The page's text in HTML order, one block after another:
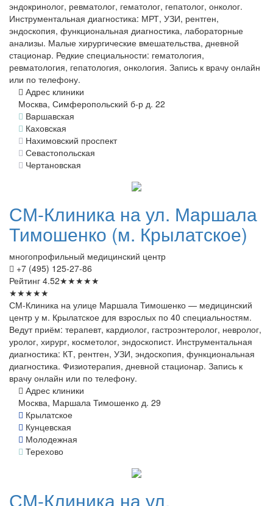
эндокринолог, ревматолог, гематолог, гепатолог, онколог.
Инструментальная диагностика: МРТ, УЗИ, рентген,
эндоскопия, функциональная диагностика, лабораторные
анализы. Малые хирургические вмешательства, дневной
стационар. Редкие специальности: гематология,
ревматология, гепатология, онкология. Запись к врачу онлайн
или по телефону.
Адрес клиники
Москва, Симферопольский б-р д. 22
Варшавская
Каховская
Нахимовский проспект
Севастопольская
Чертановская
СМ-Клиника на ул. Маршала
Тимошенко (м. Крылатское)
многопрофильный медицинский центр
+7 (495) 125-27-86
Рейтинг 4.52★★★★★
★★★★★
СМ-Клиника на улице Маршала Тимошенко — медицинский
центр у м. Крылатское для взрослых по 40 специальностям.
Ведут приём: терапевт, кардиолог, гастроэнтеролог, невролог,
уролог, хирург, косметолог, эндоскопист. Инструментальная
диагностика: КТ, рентген, УЗИ, эндоскопия, функциональная
диагностика. Физиотерапия, дневной стационар. Запись к
врачу онлайн или по телефону.
Адрес клиники
Москва, Маршала Тимошенко д. 29
Крылатское
Кунцевская
Молодежная
Терехово
СМ-Клиника на ул.